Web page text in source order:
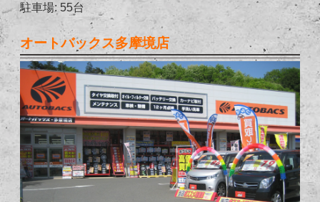
駐車場: 55台
オートバックス多摩境店